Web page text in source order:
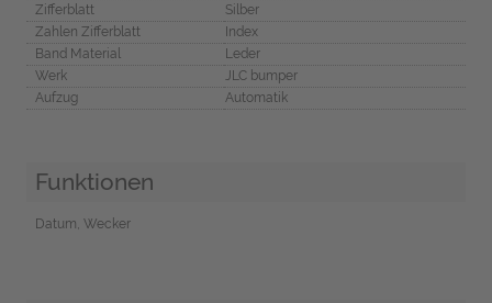
Zifferblatt
Silber
Zahlen Zifferblatt
Index
Band Material
Leder
Werk
JLC bumper
Aufzug
Automatik
Funktionen
Datum, Wecker